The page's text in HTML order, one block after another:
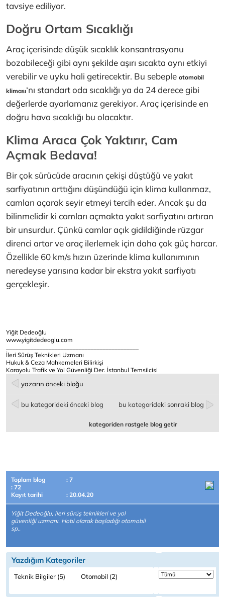
tavsiye ediliyor.
Doğru Ortam Sıcaklığı
Araç içerisinde düşük sıcaklık konsantrasyonu
bozabileceği gibi aynı şekilde aşırı sıcakta aynı etkiyi
verebilir ve uyku hali getirecektir. Bu sebeple otomobil
kliması‘nı standart oda sıcaklığı ya da 24 derece gibi
değerlerde ayarlamanız gerekiyor. Araç içerisinde en
doğru hava sıcaklığı bu olacaktır.
Klima Araca Çok Yaktırır, Cam
Açmak Bedava!
Bir çok sürücüde aracının çekişi düştüğü ve yakıt
sarfiyatının arttığını düşündüğü için klima kullanmaz,
camları açarak seyir etmeyi tercih eder. Ancak şu da
bilinmelidir ki camları açmakta yakıt sarfiyatını artıran
bir unsurdur. Çünkü camlar açık gidildiğinde rüzgar
direnci artar ve araç ilerlemek için daha çok güç harcar.
Özellikle 60 km/s hızın üzerinde klima kullanımının
neredeyse yarısına kadar bir ekstra yakıt sarfiyatı
gerçekleşir.
Yiğit Dedeoğlu
www.yigitdedeoglu.com
İleri Sürüş Teknikleri Uzmanı
Hukuk & Ceza Mahkemeleri Bilirkişi
Karayolu Trafik ve Yol Güvenliği Der. İstanbul Temsilcisi
yazarın önceki bloğu
bu kategorideki önceki blog bu kategorideki sonraki blog
kategoriden rastgele blog getir
Toplam blog
: 7
: 72
Kayıt tarihi
: 20.04.20
Yiğit Dedeoğlu, ileri sürüş teknikleri ve yol
güvenliği uzmanı. Hobi olarak başladığı otomobil
sp..
Yazdığım Kategoriler
Teknik Bilgiler (5) Otomobil (2)